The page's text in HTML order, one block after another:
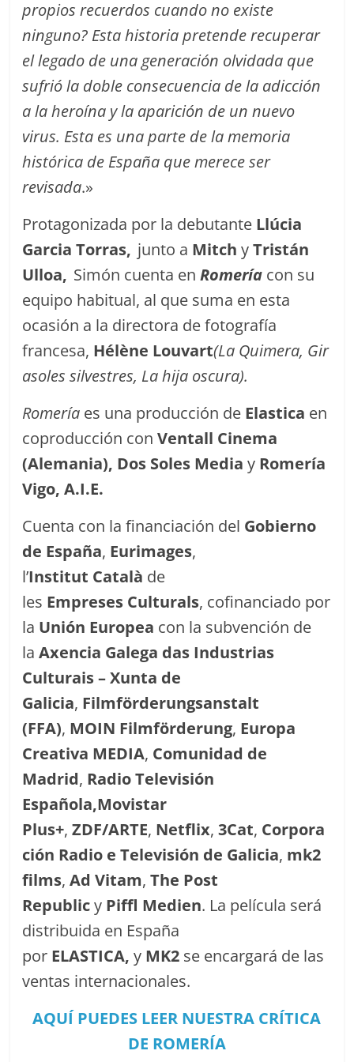
propios recuerdos cuando no existe
ninguno? Esta historia pretende recuperar
el legado de una generación olvidada que
sufrió la doble consecuencia de la adicción
a la heroína y la aparición de un nuevo
virus. Esta es una parte de la memoria
histórica de España que merece ser
revisada.»
Protagonizada por la debutante Llúcia
Garcia Torras, junto a MitchyTristán
Ulloa, Simón cuenta enRomería con su
equipo habitual, al que suma en esta
ocasión a la directora de fotografía
francesa, Hélène Louvart(La Quimera, Gir
asoles silvestres, La hija oscura).
Romería es una producción de Elastica en
coproducción conVentall Cinema
(Alemania), Dos Soles Media y Romería
Vigo, A.I.E.
Cuenta con la financiación del Gobierno
de España, Eurimages,
l’Institut Català de
les Empreses Culturals, cofinanciado por
la Unión Europea con la subvención de
laAxencia Galega das Industrias
Culturais – Xunta de
Galicia, Filmförderungsanstalt
(FFA), MOIN Filmförderung, Europa
Creativa MEDIA, Comunidad de
Madrid, Radio Televisión
Española,Movistar
Plus+,ZDF/ARTE, Netflix,3Cat, Corpora
ción Radio e Televisión de Galicia, mk2
films,Ad Vitam,The Post
Republicy Piffl Medien. La película será
distribuida en España
por ELASTICA, y MK2 se encargará de las
ventas internacionales.
AQUÍ PUEDES LEER NUESTRA CRÍTICA
DE ROMERÍA